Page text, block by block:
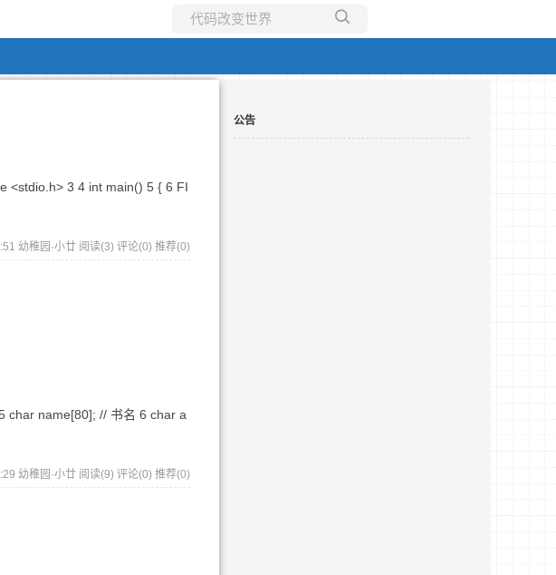
<stdio.h> 3 4 int main() 5 { 6 FI
幼稚园·小廿 阅读(3) 评论(0) 推荐(0)
char name[80]; // 书名 6 char a
幼稚园·小廿 阅读(9) 评论(0) 推荐(0)
公告